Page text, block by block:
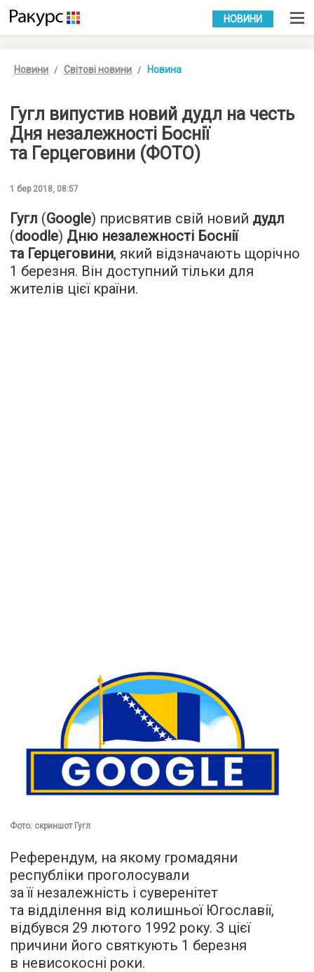
УКР РУС
НОВИНИ
Новини Світові новини Новина
Гугл випустив новий дудл на честь
Дня незалежності Боснії
та Герцеговини (ФОТО)
1 бер 2018, 08:57
Гугл (Google) присвятив свій новий дудл
(doodle) Дню незалежності Боснії
та Герцеговини, який відзначають щорічно
1 березня. Він доступний тільки для
жителів цієї країни.
Фото: скриншот Гугл
Референдум, на якому громадяни
республіки проголосували
за її незалежність і суверенітет
та відділення від колишньої Югославії,
відбувся 29 лютого 1992 року. З цієї
причини його святкують 1 березня
в невисокосні роки.